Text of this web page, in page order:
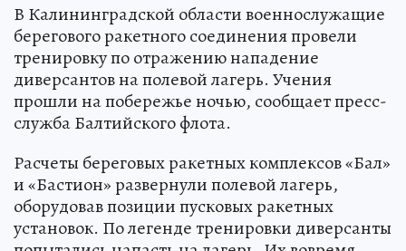
В Калининградской области военнослужащие
берегового ракетного соединения провели
тренировку по отражению нападение
диверсантов на полевой лагерь. Учения
прошли на побережье ночью, сообщает пресс-
служба Балтийского флота.
Расчеты береговых ракетных комплексов «Бал»
и «Бастион» развернули полевой лагерь,
оборудовав позиции пусковых ракетных
установок. По легенде тренировки диверсанты